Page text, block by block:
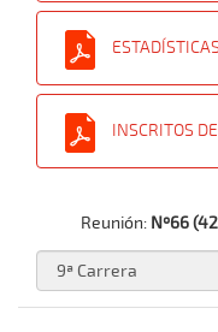
ESTADÍSTICAS
INSCRITOS
Reunión: Nº66